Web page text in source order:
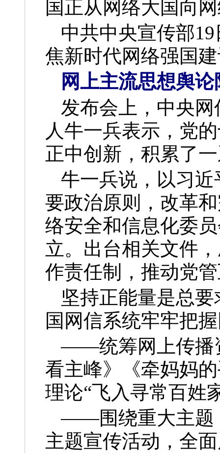
国正从网络大国向
中共中央宣传部
焦新时代网络强国
网上主流思想舆
发布会上，中央
人牛一兵表示，党
正中创新，积累了
牛一兵说，以习
要政治原则，改革
络安全和信息化委
立。出台相关文件
作责任制，推动党
坚持正能量是总
国网信系统牢牢把
——统筹网上传播
看主峰》《牵妈妈
理论“飞入寻常百姓
——围绕重大主题
主题宣传活动，全